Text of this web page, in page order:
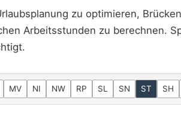
zu optimieren,
Arbeitsstunden zu berechnen.
MV NI NW RP SL SN ST SH